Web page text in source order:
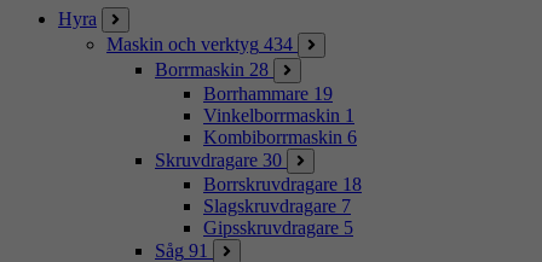
Hyra
Maskin och verktyg 434
Borrmaskin 28
Borrhammare 19
Vinkelborrmaskin 1
Kombiborrmaskin 6
Skruvdragare 30
Borrskruvdragare 18
Slagskruvdragare 7
Gipsskruvdragare 5
Såg 91